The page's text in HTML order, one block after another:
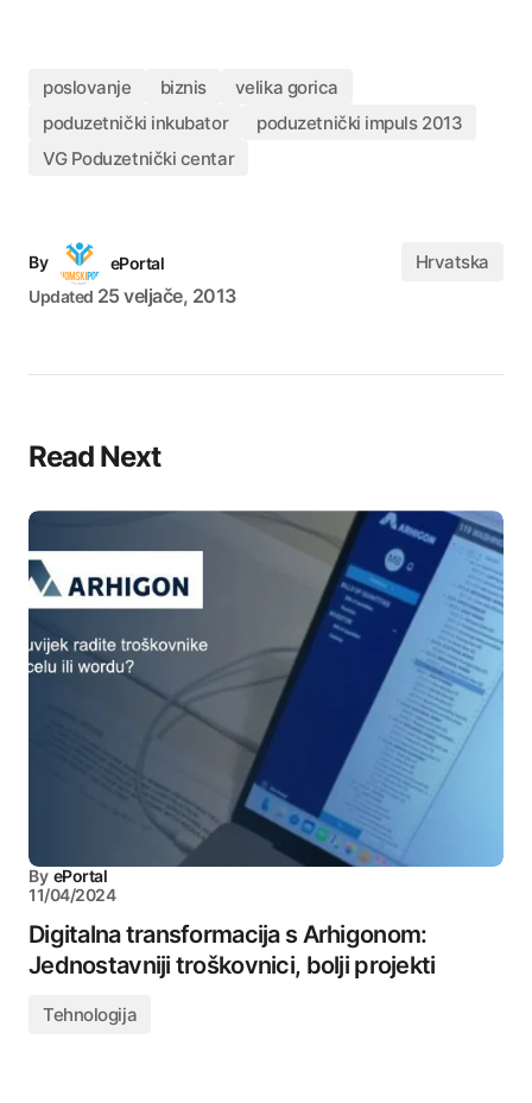
poslovanje biznis
velika gorica
poduzetnički inkubator
poduzetnički impuls 2013
VG Poduzetnički centar
By
ePortal
Updated 25 veljače, 2013
Hrvatska
Read Next
By ePortal
11/04/2024
Digitalna transformacija s Arhigonom:
Jednostavniji troškovnici, bolji projekti
Tehnologija